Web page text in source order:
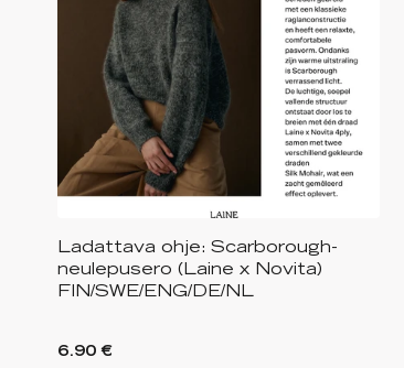
Ladattava ohje: Scarborough-
neulepusero (Laine x Novita)
FIN/SWE/ENG/DE/NL
6.90 €